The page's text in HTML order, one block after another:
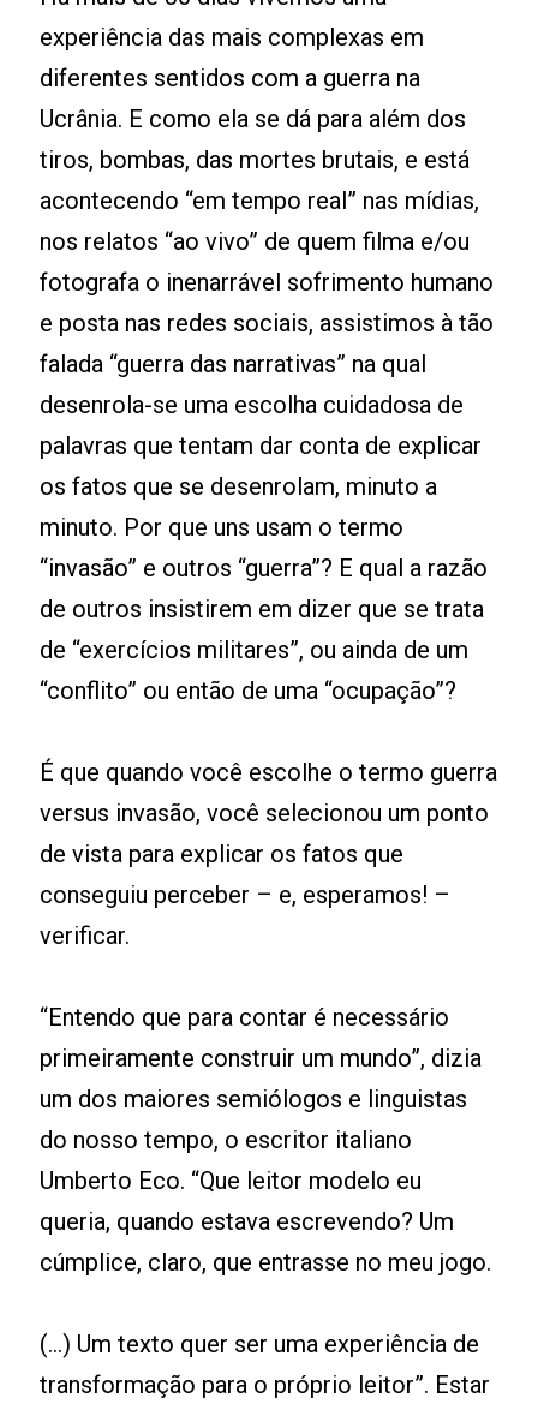
experiência das mais complexas em
diferentes sentidos com a guerra na
Ucrânia. E como ela se dá para além dos
tiros, bombas, das mortes brutais, e está
acontecendo “em tempo real” nas mídias,
nos relatos “ao vivo” de quem filma e/ou
fotografa o inenarrável sofrimento humano
e posta nas redes sociais, assistimos à tão
falada “guerra das narrativas” na qual
desenrola-se uma escolha cuidadosa de
palavras que tentam dar conta de explicar
os fatos que se desenrolam, minuto a
minuto. Por que uns usam o termo
“invasão” e outros “guerra”? E qual a razão
de outros insistirem em dizer que se trata
de “exercícios militares”, ou ainda de um
“conflito” ou então de uma “ocupação”?
É que quando você escolhe o termo guerra
versus invasão, você selecionou um ponto
de vista para explicar os fatos que
conseguiu perceber – e, esperamos! –
verificar.
“Entendo que para contar é necessário
primeiramente construir um mundo”, dizia
um dos maiores semiólogos e linguistas
do nosso tempo, o escritor italiano
Umberto Eco. “Que leitor modelo eu
queria, quando estava escrevendo? Um
cúmplice, claro, que entrasse no meu jogo.
(...) Um texto quer ser uma experiência de
transformação para o próprio leitor”. Estar